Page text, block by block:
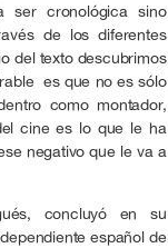
ser cronológica sino
de los diferentes
del texto descubrimos
es que no es sólo
como montador,
cine es lo que le ha
negativo que le va a
concluyó en su
español de